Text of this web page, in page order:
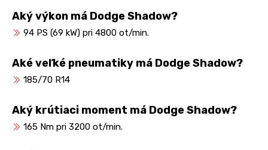
Aký výkon má Dodge Shadow?
94 PS (69 kW) pri 4800 ot/min.
Aké veľké pneumatiky má Dodge Shadow?
185/70 R14
Aký krútiaci moment má Dodge Shadow?
165 Nm pri 3200 ot/min.